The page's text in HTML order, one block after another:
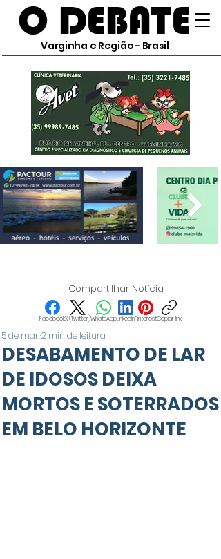
O DEBATE
Varginha e Região - Brasil
Compartilhar Notícia
FacebookX (Twitter)WhatsAppLinkedInPinterestCopiar link
DESABAMENTO DE LAR
DE IDOSOS DEIXA
MORTOS E SOTERRADOS
EM BELO HORIZONTE
5 de mar.2 min de leitura